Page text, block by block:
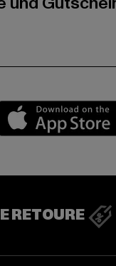
market
RETOURE